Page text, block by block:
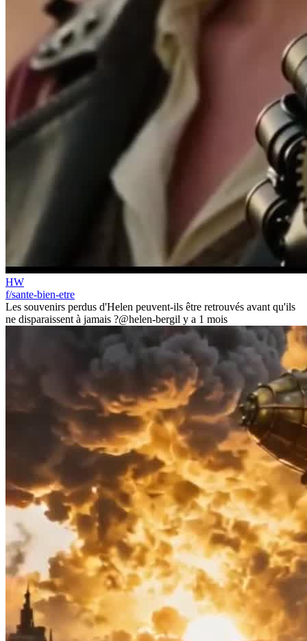
HW
f/sante-bien-etre
Les souvenirs perdus d'Helen peuvent-ils être retrouvés avant qu'ils
ne disparaissent à jamais ?@helen-bergil y a 1 mois